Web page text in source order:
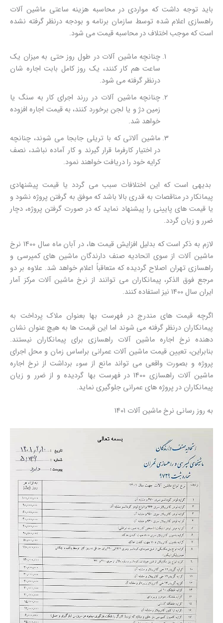
باید توجه داشت که مواردی در محاسبه هزینه ساعتی ماشین آلات
راهسازی اعلام شده توسط سازمان برنامه و بودجه درنظر گرفته نشده
است که موجب اختلاف در محاسبه قیمت می شود.
چنانچه ماشین آلات در طول روز حتی به میزان یک
ساعت هم کار کنند، یک روز کامل بابت اجاره شان
درنظر گرفته می شود.
چنانچه ماشین آلات در ررند اجرای کار به سنگ یا
زمین دژ و یا لجن برخورد کنند، به قیمت اجاره افزوده
خواهد شد.
ماشین آلاتی که با تریلی جابجا می شوند، چنانچه
در اختیار کارفرما قرار گیرند و کار آماده نباشد، نصف
کرایه خود را دریافت خواهند نمود.
بدیهی است که این اختلافات سبب می گردد یا قیمت پیشنهادی
پیمانکار در مناقصات به قدری بالا باشد که موفق به گرفتن پروژه نشود و
یا قیمت های پایینی را پیشنهاد نماید که در صورت گرفتن پروژه، دچار
ضرر و زیان گردد.
لازم به ذکر است که بدلیل افزایش قیمت ها، در آبان ماه سال 1400 نرخ
ماشین آلات از سوی اتحادیه صنف دارندگان ماشین های کمپرسی و
راهسازی تهران اصلاح گردیده که متعاقباً اعلام خواهد شد. علاوه بر دو
مرجع فوق الذکر، پیمانکاران می توانند از نرخ ماشین آلات مرکز آمار
ایران سال 1400 نیز استفاده کنند.
اگرچه قیمت های مندرج در فهرست بها بعنوان ملاک پرداخت به
پیمانکاران درنظر گرفته می شوند اما این قیمت ها به هیچ عنوان نشان
دهنده نرخ اجاره ماشین آلات راهسازی برای پیمانکاران نیستند.
بنابراین، تعیین قیمت ماشین آلات عمرانی براساس زمان و محل اجرای
پروژه و بصورت واقعی می تواند مانع از سوء برداشت از نرخ اجاره
ماشین آلات راهسازی 1400 در فهرست بها گردیده و از ضرر و زیان
پیمانکاران در پروژه های عمرانی جلوگیری نماید.
به روز رسانی نرخ ماشین آلات 1401